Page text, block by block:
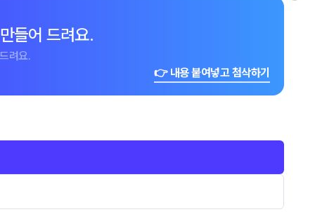
들어 드려요.
려요.
👉 내용 붙여넣고 첨삭하기